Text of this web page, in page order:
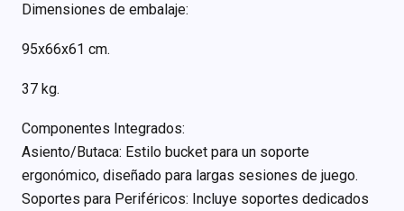
Dimensiones de embalaje:
95x66x61 cm.
37 kg.
Componentes Integrados:
Asiento/Butaca: Estilo bucket para un soporte
ergonómico, diseñado para largas sesiones de juego.
Soportes para Periféricos: Incluye soportes dedicados